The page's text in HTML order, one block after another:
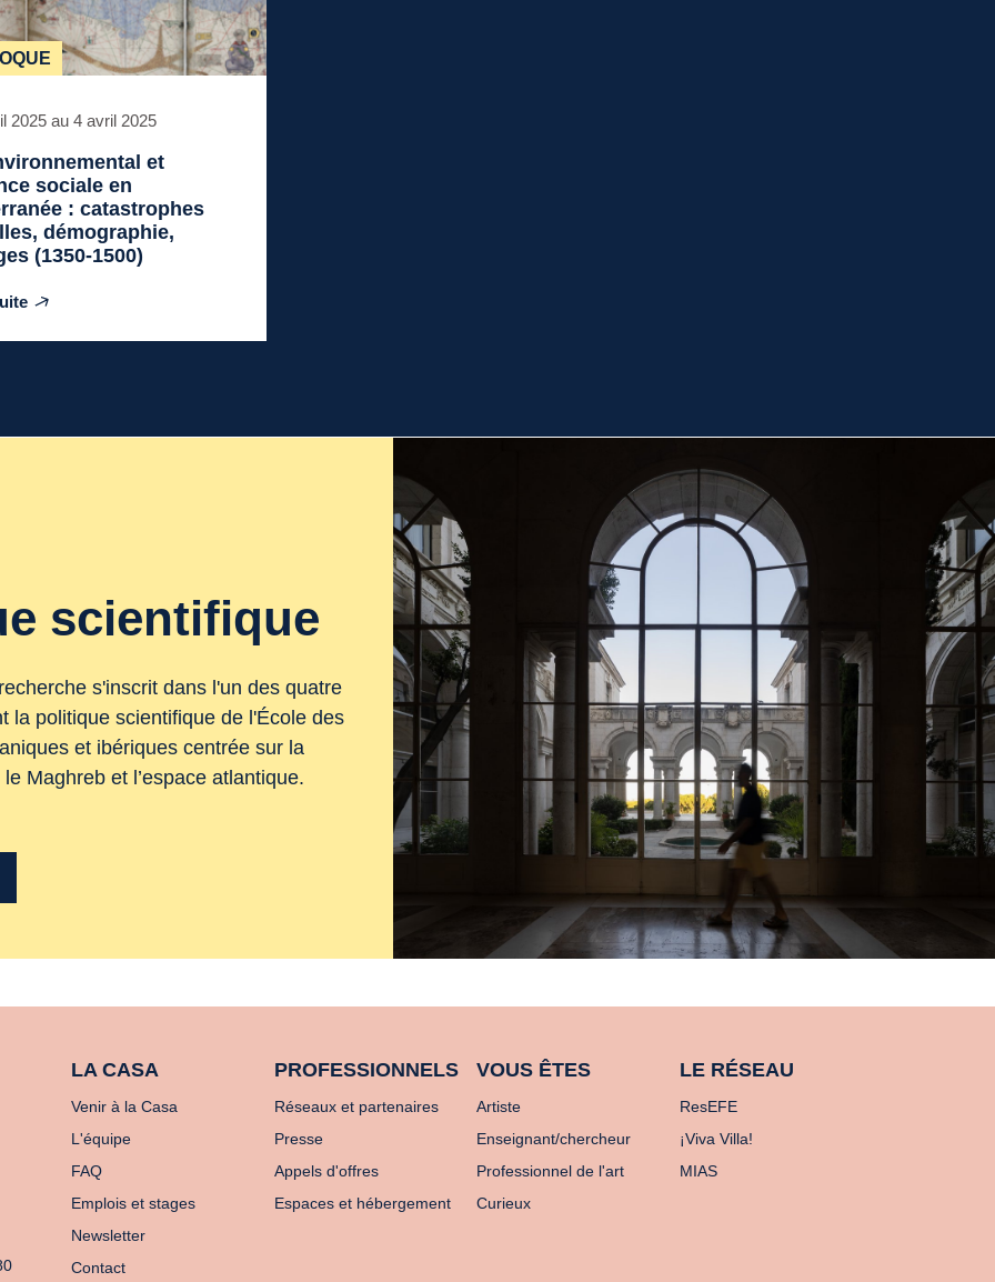
2025 au 4 avril 2025
et
sociale en
: catastrophes
démographie,
(1350-1500)
scientifique
s'inscrit dans l'un des quatre
la politique scientifique de l'École des
et ibériques centrée sur la
Maghreb et l’espace atlantique.
LA CASA
Venir à la Casa
L'équipe
FAQ
Emplois et stages
Newsletter
Contact
PROFESSIONNELS
Réseaux et partenaires
Presse
Appels d'offres
Espaces et hébergement
VOUS ÊTES
Artiste
Enseignant/chercheur
Professionnel de l'art
Curieux
LE RÉSEAU
ResEFE
¡Viva Villa!
MIAS